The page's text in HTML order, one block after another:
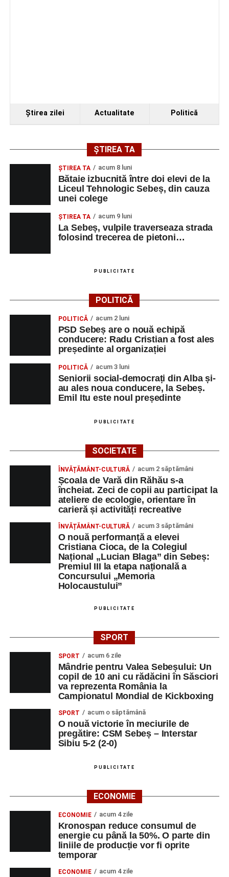
Ştirea zilei Actualitate Politică
ȘTIREA TA
ŞTIREA TA acum 8 luni
Bătaie izbucnită între doi elevi de la
Liceul Tehnologic Sebeș, din cauza
unei colege
ŞTIREA TA acum 9 luni
La Sebeș, vulpile traverseaza strada
folosind trecerea de pietoni…
PUBLICITATE
POLITICĂ
POLITICĂ acum 2 luni
PSD Sebeș are o nouă echipă
conducere: Radu Cristian a fost ales
președinte al organizației
POLITICĂ acum 3 luni
Seniorii social-democrați din Alba și-
au ales noua conducere, la Sebeș.
Emil Itu este noul președinte
PUBLICITATE
SOCIETATE
ÎNVĂȚĂMÂNT-CULTURĂ acum 2 săptămâni
Școala de Vară din Răhău s-a
încheiat. Zeci de copii au participat la
ateliere de ecologie, orientare în
carieră și activități recreative
ÎNVĂȚĂMÂNT-CULTURĂ acum 3 săptămâni
O nouă performanță a elevei
Cristiana Cioca, de la Colegiul
Național „Lucian Blaga” din Sebeș:
Premiul III la etapa națională a
Concursului „Memoria
Holocaustului”
PUBLICITATE
SPORT
SPORT acum 6 zile
Mândrie pentru Valea Sebeșului: Un
copil de 10 ani cu rădăcini în Săsciori
va reprezenta România la
Campionatul Mondial de Kickboxing
SPORT acum o săptămână
O nouă victorie în meciurile de
pregătire: CSM Sebeș – Interstar
Sibiu 5-2 (2-0)
PUBLICITATE
ECONOMIE
ECONOMIE acum 4 zile
Kronospan reduce consumul de
energie cu până la 50%. O parte din
liniile de producție vor fi oprite
temporar
ECONOMIE acum 4 zile